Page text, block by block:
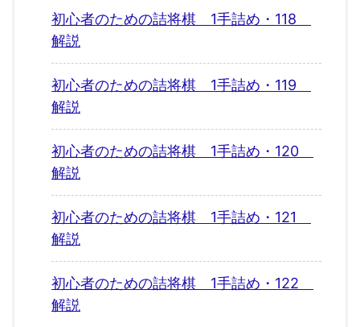
初心者のための詰将棋 1手詰め・118
解説
初心者のための詰将棋 1手詰め・119
解説
初心者のための詰将棋 1手詰め・120
解説
初心者のための詰将棋 1手詰め・121
解説
初心者のための詰将棋 1手詰め・122
解説